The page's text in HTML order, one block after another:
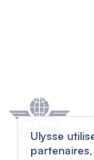
Ulysse